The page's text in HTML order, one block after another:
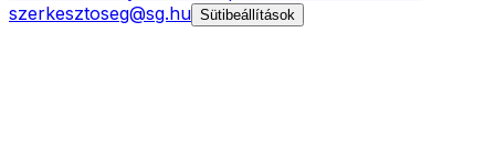
szerkesztoseg@sg.hu Sütibeállítások